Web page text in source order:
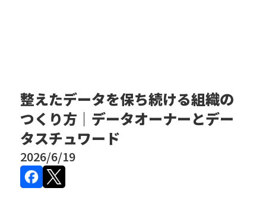
整えたデータを保ち続ける組織の
つくり方｜データオーナーとデー
タスチュワード
2026/6/19